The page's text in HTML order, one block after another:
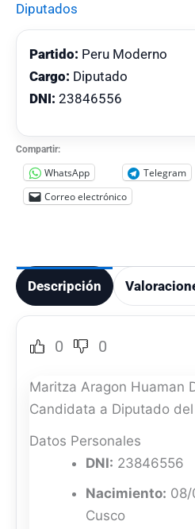
Diputados
Partido: Peru Moderno
Cargo: Diputado
DNI: 23846556
Compartir:
WhatsApp
Telegram
Correo electrónico
Descripción
0 0
Maritza Aragon Huaman
Candidata a Diputado del
Datos Personales
DNI: 23846556
Nacimiento:
Cusco